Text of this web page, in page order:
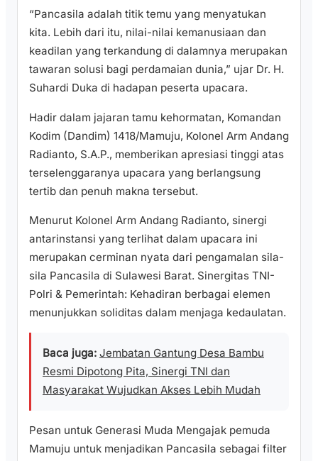
“Pancasila adalah titik temu yang menyatukan
kita. Lebih dari itu, nilai-nilai kemanusiaan dan
keadilan yang terkandung di dalamnya merupakan
tawaran solusi bagi perdamaian dunia,” ujar Dr. H.
Suhardi Duka di hadapan peserta upacara.
Hadir dalam jajaran tamu kehormatan, Komandan
Kodim (Dandim) 1418/Mamuju, Kolonel Arm Andang
Radianto, S.A.P., memberikan apresiasi tinggi atas
terselenggaranya upacara yang berlangsung
tertib dan penuh makna tersebut.
Menurut Kolonel Arm Andang Radianto, sinergi
antarinstansi yang terlihat dalam upacara ini
merupakan cerminan nyata dari pengamalan sila-
sila Pancasila di Sulawesi Barat. Sinergitas TNI-
Polri & Pemerintah: Kehadiran berbagai elemen
menunjukkan soliditas dalam menjaga kedaulatan.
Baca juga: Jembatan Gantung Desa Bambu
Resmi Dipotong Pita, Sinergi TNI dan
Masyarakat Wujudkan Akses Lebih Mudah
Pesan untuk Generasi Muda Mengajak pemuda
Mamuju untuk menjadikan Pancasila sebagai filter